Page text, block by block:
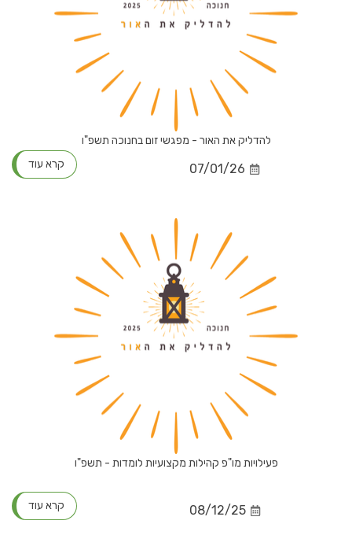
להדליק את האור - מפגשי זום בחנוכה תשפ"ו
07/01/26 קרא עוד
פעילויות מו"פ קהילות מקצועיות לומדות - תשפ"ו
08/12/25 קרא עוד